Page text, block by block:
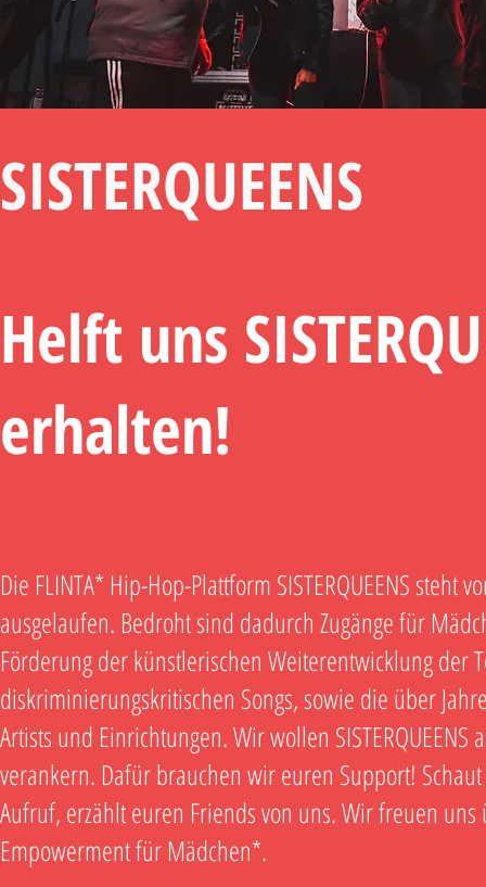
SISTERQUEENS
Helft uns
erhalten!
Die FLINTA* Hip-Hop-Plattform SISTERQUEENS
ausgelaufen. Bedroht sind dadurch Zugänge für
Förderung der künstlerischen Weiterentwicklung
diskriminierungskritischen Songs, sowie die über
Artists und Einrichtungen. Wir wollen
verankern. Dafür brauchen wir euren Support!
Aufruf, erzählt euren Friends von uns. Wir freuen
Empowerment für Mädchen*.